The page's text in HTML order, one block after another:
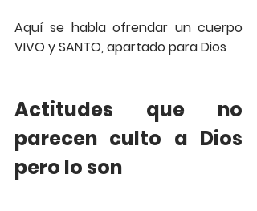
Aquí se habla ofrendar un cuerpo
VIVO y SANTO, apartado para Dios
Actitudes que no
parecen culto a Dios
pero lo son